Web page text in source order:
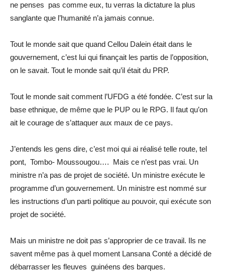
ne penses pas comme eux, tu verras la dictature la plus
sanglante que l’humanité n’a jamais connue.
Tout le monde sait que quand Cellou Dalein était dans le
gouvernement, c’est lui qui finançait les partis de l’opposition,
on le savait. Tout le monde sait qu’il était du PRP.
Tout le monde sait comment l’UFDG a été fondée. C’est sur la
base ethnique, de même que le PUP ou le RPG. Il faut qu’on
ait le courage de s’attaquer aux maux de ce pays.
J’entends les gens dire, c’est moi qui ai réalisé telle route, tel
pont, Tombo- Moussougou…. Mais ce n’est pas vrai. Un
ministre n’a pas de projet de société. Un ministre exécute le
programme d’un gouvernement. Un ministre est nommé sur
les instructions d’un parti politique au pouvoir, qui exécute son
projet de société.
Mais un ministre ne doit pas s’approprier de ce travail. Ils ne
savent même pas à quel moment Lansana Conté a décidé de
débarrasser les fleuves guinéens des barques.